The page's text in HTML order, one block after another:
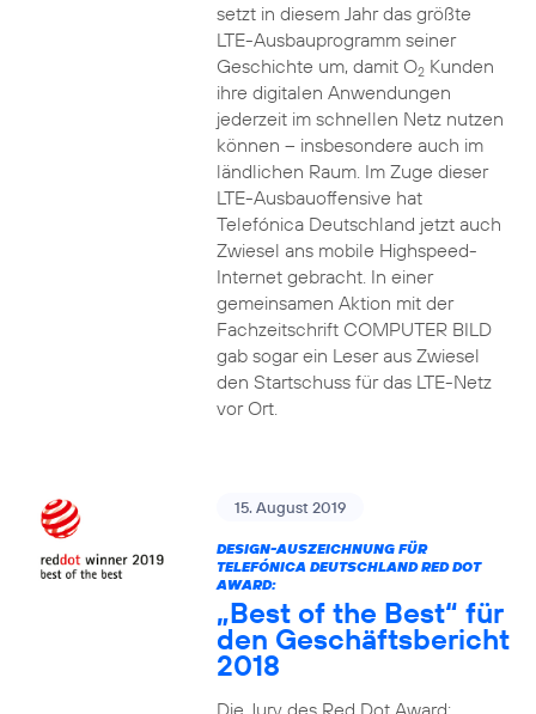
setzt in diesem Jahr das größte
LTE-Ausbauprogramm seiner
Geschichte um, damit O2Kunden
ihre digitalen Anwendungen
jederzeit im schnellen Netz nutzen
können – insbesondere auch im
ländlichen Raum. Im Zuge dieser
LTE-Ausbauoffensive hat
Telefónica Deutschland jetzt auch
Zwiesel ans mobile Highspeed-
Internet gebracht. In einer
gemeinsamen Aktion mit der
Fachzeitschrift COMPUTER BILD
gab sogar ein Leser aus Zwiesel
den Startschuss für das LTE-Netz
vor Ort.
15. August 2019
DESIGN-AUSZEICHNUNG FÜR
TELEFÓNICA DEUTSCHLAND RED DOT
AWARD:
„Best of the Best“ für
den Geschäftsbericht
2018
Die Jury des Red Dot Award: